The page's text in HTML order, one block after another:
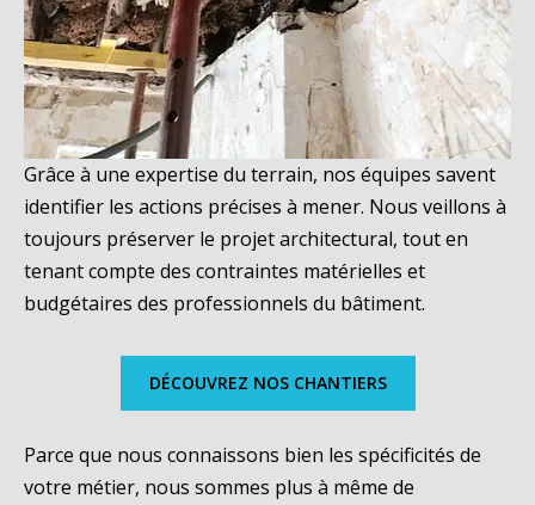
Grâce à une expertise du terrain, nos équipes savent
identifier les actions précises à mener. Nous veillons à
toujours préserver le projet architectural, tout en
tenant compte des contraintes matérielles et
budgétaires des professionnels du bâtiment.
DÉCOUVREZ NOS CHANTIERS
Parce que nous connaissons bien les spécificités de
votre métier, nous sommes plus à même de